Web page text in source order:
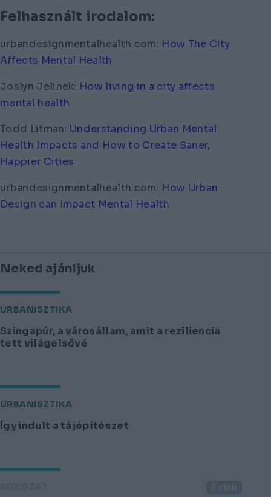
Felhasznált irodalom:
urbandesignmentalhealth.com: How The City
Affects Mental Health
Joslyn Jelinek: How living in a city affects
mental health
Todd Litman: Understanding Urban Mental
Health Impacts and How to Create Saner,
Happier Cities
urbandesignmentalhealth.com: How Urban
Design can Impact Mental Health
Neked ajánljuk
URBANISZTIKA
Szingapúr, a városállam, amit a reziliencia
tett világelsővé
URBANISZTIKA
Így indult a tájépítészet